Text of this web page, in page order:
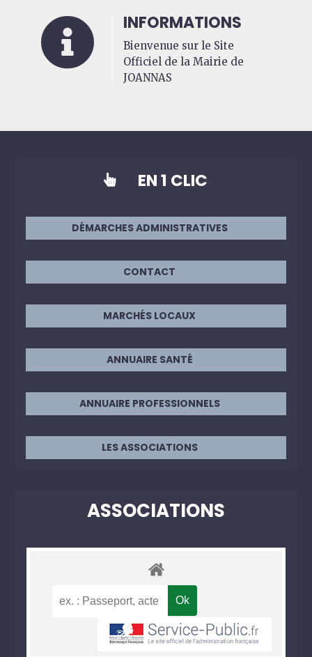
 INFORMATIONS
Bienvenue sur le Site
Officiel de la Mairie de
JOANNAS
 EN 1 CLIC
DÉMARCHES ADMINISTRATIVES
CONTACT
MARCHÉS LOCAUX
ANNUAIRE SANTÉ
ANNUAIRE PROFESSIONNELS
LES ASSOCIATIONS
ASSOCIATIONS